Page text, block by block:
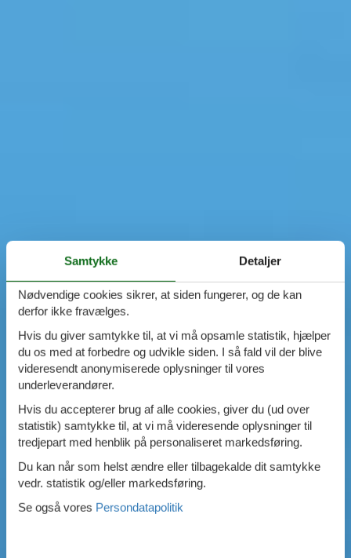
Samtykke Detaljer
Nødvendige cookies sikrer, at siden fungerer, og de kan
derfor ikke fravælges.
Hvis du giver samtykke til, at vi må opsamle statistik, hjælper
du os med at forbedre og udvikle siden. I så fald vil der blive
videresendt anonymiserede oplysninger til vores
underleverandører.
Hvis du accepterer brug af alle cookies, giver du (ud over
statistik) samtykke til, at vi må videresende oplysninger til
tredjepart med henblik på personaliseret markedsføring.
Du kan når som helst ændre eller tilbagekalde dit samtykke
vedr. statistik og/eller markedsføring.
Se også vores Persondatapolitik